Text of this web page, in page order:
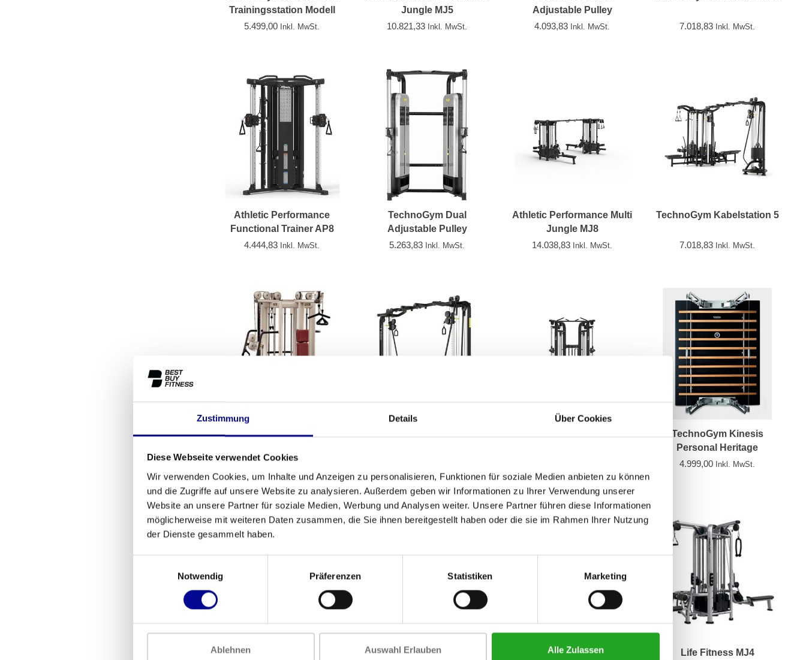
Zustimmung Details Über Cookies
Diese Webseite verwendet Cookies
Wir verwenden Cookies, um Inhalte und Anzeigen zu personalisieren, Funktionen für soziale Medien anbieten zu können
und die Zugriffe auf unsere Website zu analysieren. Außerdem geben wir Informationen zu Ihrer Verwendung unserer
Website an unsere Partner für soziale Medien, Werbung und Analysen weiter. Unsere Partner führen diese Informationen
möglicherweise mit weiteren Daten zusammen, die Sie ihnen bereitgestellt haben oder die sie im Rahmen Ihrer Nutzung
der Dienste gesammelt haben.
Notwendig
Präferenzen Statistiken Marketing
Ablehnen Auswahl Erlauben Alle Zulassen
Trainingsstation Modell
2018/2019
5.499,00 Inkl. MwSt.
Jungle MJ5
10.821,33 Inkl. MwSt.
Adjustable Pulley
4.093,83 Inkl. MwSt. 7.018,83 Inkl. MwSt.
Athletic Performance
Functional Trainer AP8
4.444,83 Inkl. MwSt.
TechnoGym Dual
Adjustable Pulley
Performance
5.263,83 Inkl. MwSt.
Athletic Performance Multi
Jungle MJ8
14.038,83 Inkl. MwSt.
TechnoGym Kabelstation 5
7.018,83 Inkl. MwSt.
TechnoGym Jungle
3.799,00
TechnoGym Kinesis
Personal Heritage
4.999,00 Inkl. MwSt.
TechnoGym Selection line
TechnoGym Cable Tower -
Matrix Functional Trainer Life Fitness MJ4